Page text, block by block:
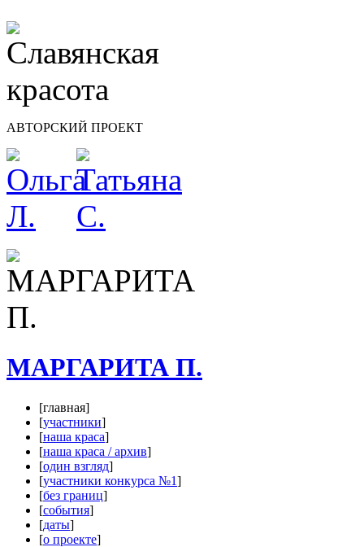
АВТОРСКИЙ ПРОЕКТ
МАРГАРИТА П.
[главная]
[участники]
[наша краса]
[наша краса / архив]
[один взгляд]
[участники конкурса №1]
[без границ]
[события]
[даты]
[о проекте]